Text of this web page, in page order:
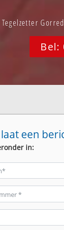
Bel:
een
in: